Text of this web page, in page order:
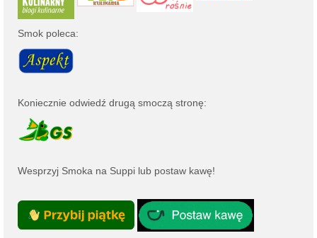
Smok poleca:
Koniecznie odwiedź drugą smoczą stronę:
Wesprzyj Smoka na Suppi lub postaw kawę!